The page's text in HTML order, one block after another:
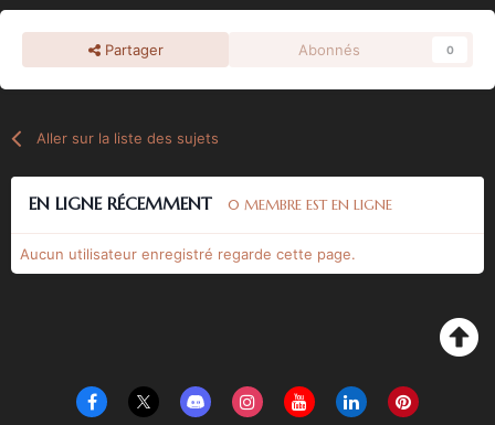
Partager Abonnés 0
Aller sur la liste des sujets
EN LIGNE RÉCEMMENT 0 MEMBRE EST EN LIGNE
Aucun utilisateur enregistré regarde cette page.